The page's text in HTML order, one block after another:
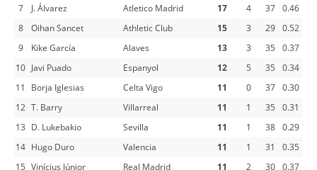
7
J. Álvarez Atletico Madrid 17 4 37
0.46
8
Oihan Sancet Athletic Club 15 3 29
0.52
9
Kike García Alaves 13 3 35
0.37
10 Javi Puado Espanyol 12 5 35
0.34
11
Borja Iglesias Celta Vigo 11 0 37
0.30
12 T. Barry Villarreal 11 1 35
0.31
13 D. Lukebakio Sevilla 11 1 38
0.29
14 Hugo Duro Valencia 11 1 31
0.35
15 Vinícius Júnior Real Madrid 11 2 30
0.37